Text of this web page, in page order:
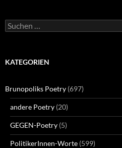
Suchen
nach:
KATEGORIEN
Brunopoliks Poetry (697)
andere Poetry (20)
GEGEN-Poetry (5)
PolitikerInnen-Worte (599)